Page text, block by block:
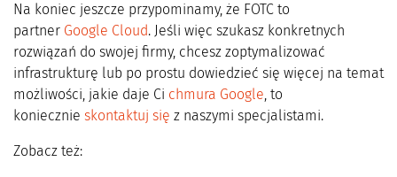
Na koniec jeszcze przypominamy, że FOTC to
partner Google Cloud. Jeśli więc szukasz konkretnych
rozwiązań do swojej firmy, chcesz zoptymalizować
infrastrukturę lub po prostu dowiedzieć się więcej na temat
możliwości, jakie daje Ci chmura Google, to
koniecznie skontaktuj się z naszymi specjalistami.
Zobacz też: